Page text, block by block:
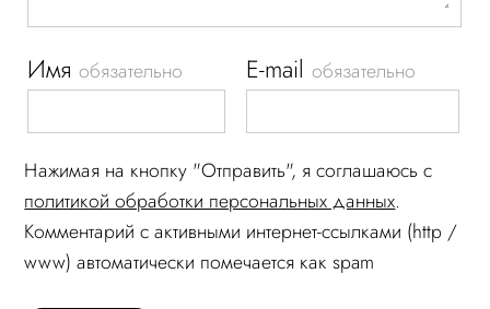
Имяобязательно E-mailобязательно
Нажимая на кнопку "Отправить", я соглашаюсь c
политикой обработки персональных данных.
Комментарий c активными интернет-ссылками (http /
www) автоматически помечается как spam